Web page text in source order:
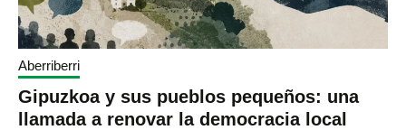
Aberriberri
Gipuzkoa y sus pueblos pequeños: una
llamada a renovar la democracia local